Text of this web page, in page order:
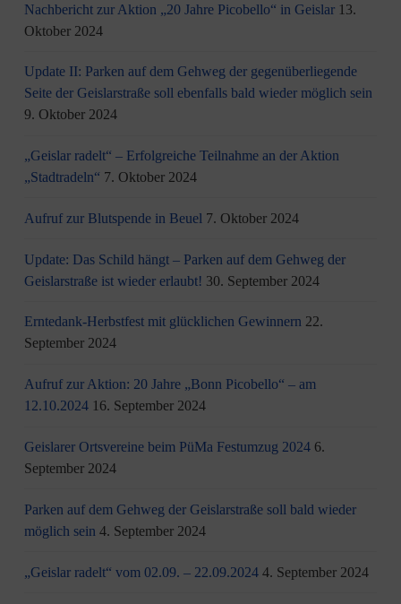
Nachbericht zur Aktion „20 Jahre Picobello“ in Geislar 13.
Oktober 2024
Update II: Parken auf dem Gehweg der gegenüberliegende
Seite der Geislarstraße soll ebenfalls bald wieder möglich sein
9. Oktober 2024
„Geislar radelt“ – Erfolgreiche Teilnahme an der Aktion
„Stadtradeln“ 7. Oktober 2024
Aufruf zur Blutspende in Beuel 7. Oktober 2024
Update: Das Schild hängt – Parken auf dem Gehweg der
Geislarstraße ist wieder erlaubt! 30. September 2024
Erntedank-Herbstfest mit glücklichen Gewinnern 22.
September 2024
Aufruf zur Aktion: 20 Jahre „Bonn Picobello“ – am
12.10.2024 16. September 2024
Geislarer Ortsvereine beim PüMa Festumzug 2024 6.
September 2024
Parken auf dem Gehweg der Geislarstraße soll bald wieder
möglich sein 4. September 2024
„Geislar radelt“ vom 02.09. – 22.09.2024 4. September 2024